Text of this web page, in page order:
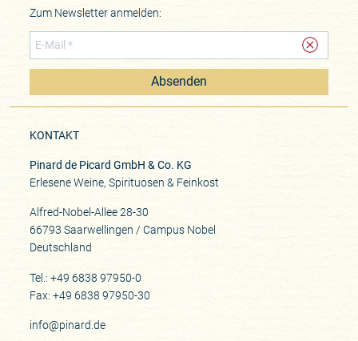
Zum Newsletter anmelden:
Absenden
KONTAKT
Pinard de Picard GmbH & Co. KG
Erlesene Weine, Spirituosen & Feinkost
Alfred-Nobel-Allee 28-30
66793 Saarwellingen / Campus Nobel
Deutschland
Tel.: +49 6838 97950-0
Fax: +49 6838 97950-30
info@pinard.de